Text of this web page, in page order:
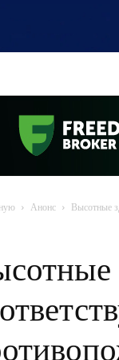
Анонс Высотные